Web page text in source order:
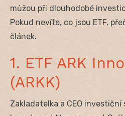
můžou při dlouhodobé
Pokud nevíte, co jsou ETF,
článek.
1. ETF ARK
(ARKK)
Zakladatelka a CEO investiční